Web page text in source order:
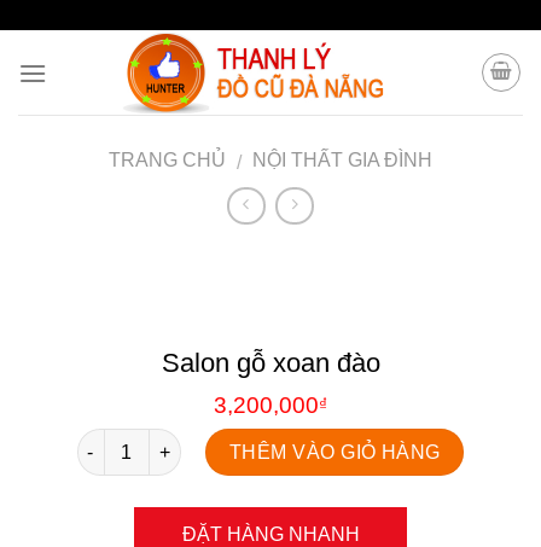
to
content
TRANG CHỦ / NỘI THẤT GIA ĐÌNH
Salon gỗ xoan đào
3,200,000₫
Số lượng THÊM VÀO GIỎ HÀNG
ĐẶT HÀNG NHANH